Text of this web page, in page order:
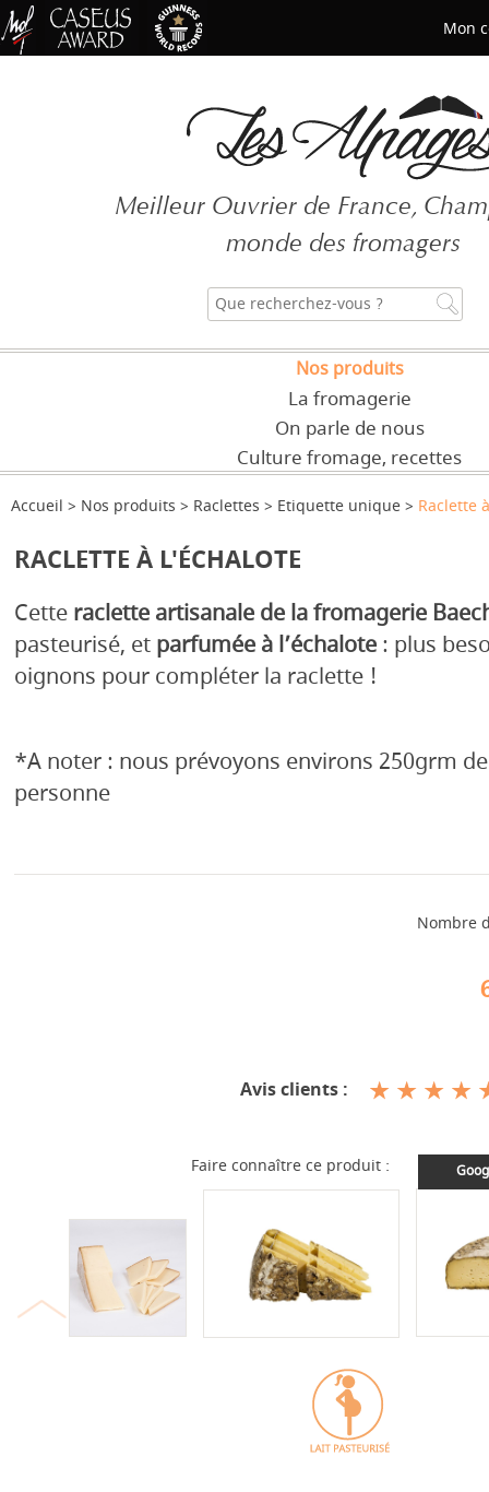
Meilleur Ouvrier de France,
monde des fromagers
Nos produits
La fromagerie
On parle de nous
Culture fromage, recettes
Accueil Nos produits Raclettes Etiquette unique Raclette
RACLETTE À L'ÉCHALOTE
Cette raclette artisanale de la fromagerie
pasteurisé, et parfumée à l’échalote: plus
oignons pour compléter la raclette !
*A noter : nous prévoyons environs 250grm
personne
Nombre
Avis clients :
Faire connaître ce produit :
Mon
Mot de passe oublié ?
CRÉER UN